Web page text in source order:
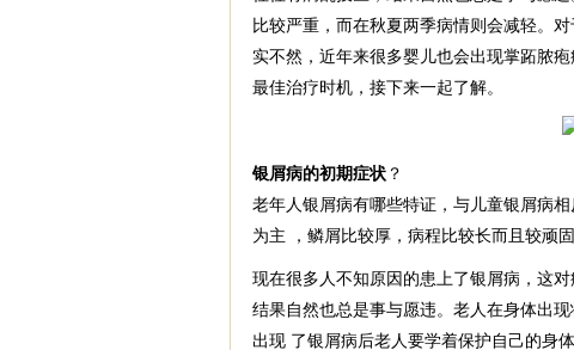
比较严重，而在秋夏两季病情则会减轻。
实不然，近年来很多婴儿也会出现掌跖脓
最佳治疗时机，接下来一起了解。
银屑病的初期症状 ？
老年人银屑病有哪些特证，与儿童银屑病
为主 ，鳞屑比较厚，病程比较长而且较顽固
现在很多人不知原因的患上了银屑病，这
结果自然也总是事与愿违。老人在身体出
出现 了银屑病后老人要学着保护自己的身